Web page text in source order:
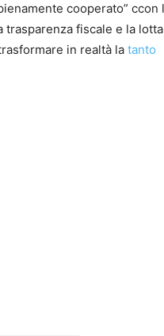
cooperato” ccon
trasparenza fiscale e la lotta
in realtà la tanto